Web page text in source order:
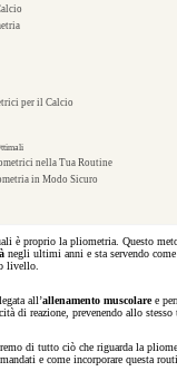
per il Calcio
nella Tua Routine
in Modo Sicuro
è proprio la pliometria. Questo
negli ultimi anni e sta servendo
livello.
all’allenamento muscolaree
di reazione, prevenendo allo
di tutto ciò che riguarda la
e come incorporare questa